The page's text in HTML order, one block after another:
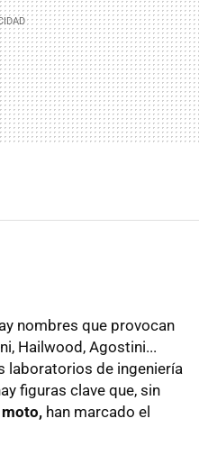
nombres que provocan
Hailwood, Agostini...
laboratorios de ingeniería
figuras clave que, sin
han marcado el